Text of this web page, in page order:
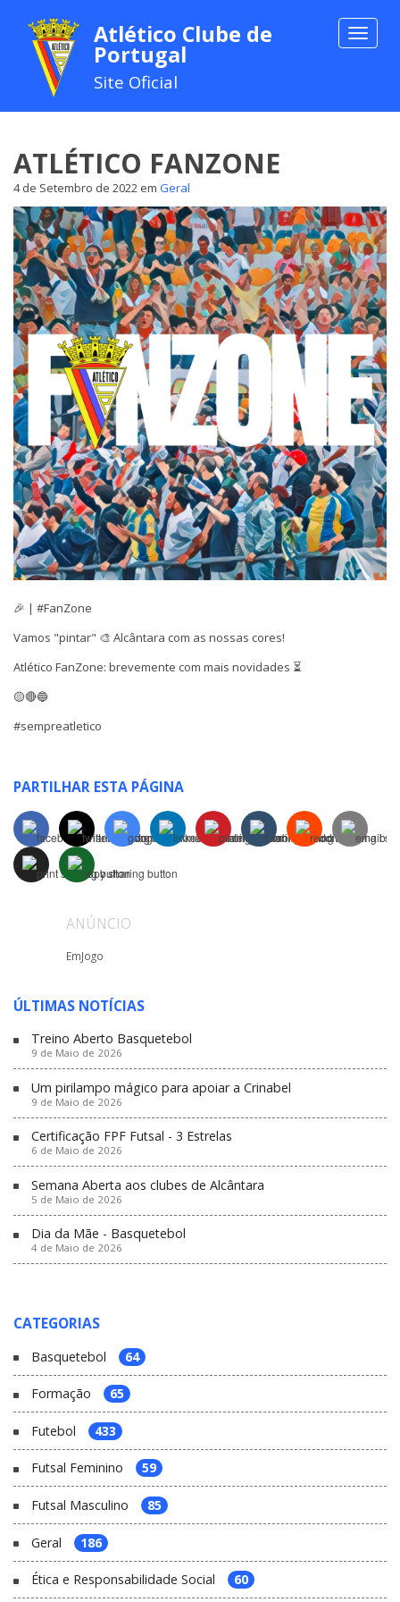
Toggle
Atlético Clube de
Portugal
Site Oficial
ATLÉTICO FANZONE
4 de Setembro de 2022 em Geral
🎉 | #FanZone
Vamos "pintar" 🎨 Alcântara com as nossas cores!
Atlético FanZone: brevemente com mais novidades ⏳
🟡🔴🔵
#sempreatletico
PARTILHAR ESTA PÁGINA
ANÚNCIO
EmJogo
ÚLTIMAS NOTÍCIAS
Treino Aberto Basquetebol
9 de Maio de 2026
Um pirilampo mágico para apoiar a Crinabel
9 de Maio de 2026
Certificação FPF Futsal - 3 Estrelas
6 de Maio de 2026
Semana Aberta aos clubes de Alcântara
5 de Maio de 2026
Dia da Mãe - Basquetebol
4 de Maio de 2026
CATEGORIAS
Basquetebol 64
Formação 65
Futebol 433
Futsal Feminino 59
Futsal Masculino 85
Geral 186
Ética e Responsabilidade Social 60